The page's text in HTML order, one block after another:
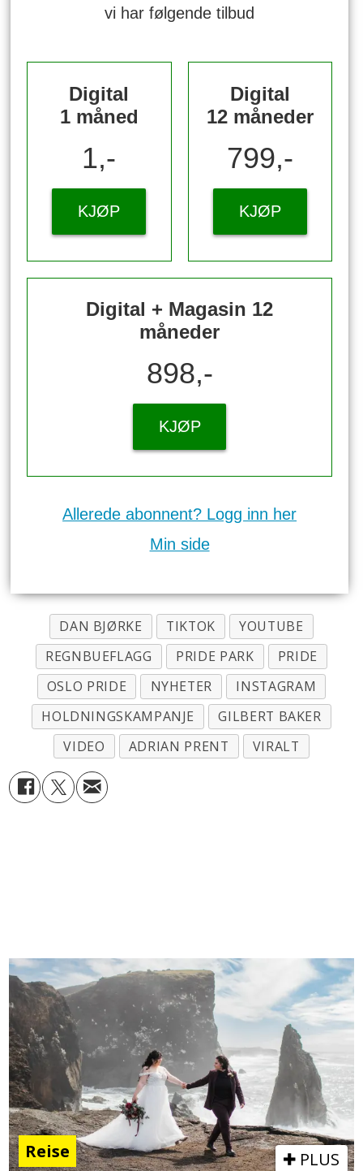
vi har følgende tilbud
Digital
1 måned
1,-
KJØP
Digital
12 måneder
799,-
KJØP
Digital + Magasin 12
måneder
898,-
KJØP
Allerede abonnent? Logg inn her
Min side
DAN BJØRKE TIKTOK
YOUTUBE
REGNBUEFLAGG
PRIDE PARK
PRIDE
OSLO PRIDE
NYHETER
INSTAGRAM
HOLDNINGSKAMPANJE
GILBERT BAKER
VIDEO
ADRIAN PRENT VIRALT
Reise PLUS